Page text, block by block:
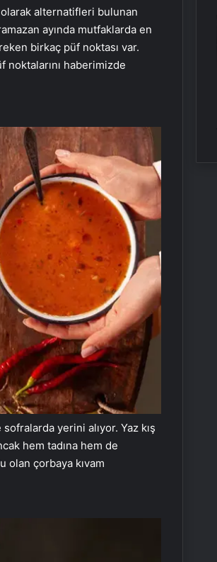
olarak alternatifleri bulunan
ayında mutfaklarda en
birkaç püf noktası var.
noktalarını haberimizde
yerini alıyor. Yaz kış
hem tadına hem de
olan çorbaya kıvam